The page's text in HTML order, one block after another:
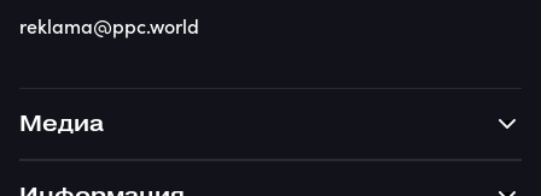
Медиа
reklama@ppc.world